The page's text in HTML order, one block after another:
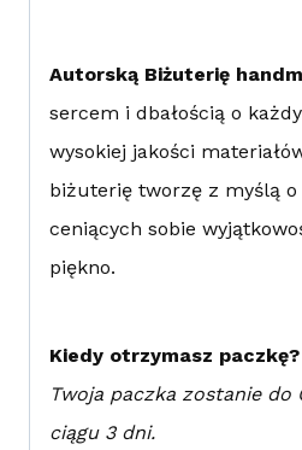
Autorską Biżuterię
sercem i dbałością o
wysokiej jakości
biżuterię tworzę z myślą o
ceniących sobie
piękno.
Kiedy otrzymasz paczkę?
Twoja paczka zostanie do
ciągu 3 dni.